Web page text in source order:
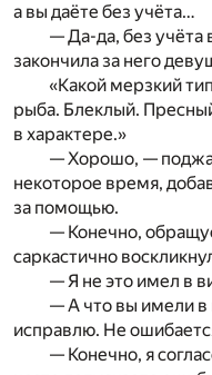
а вы даёте без учёта…
— Да-да, без учёта
закончила за него
«Какой мерзкий
рыба. Блеклый.
в характере.»
— Хорошо, —
некоторое время,
за помощью.
— Конечно,
саркастично
— Я не это имел в
— А что вы имели в
исправлю. Не
— Конечно, я